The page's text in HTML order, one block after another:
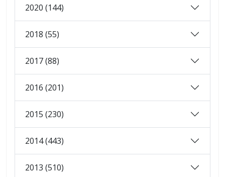
2020 (144)
2018 (55)
2017 (88)
2016 (201)
2015 (230)
2014 (443)
2013 (510)